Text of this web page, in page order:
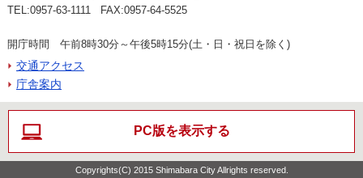
TEL:0957-63-1111 FAX:0957-64-5525
開庁時間 午前8時30分～午後5時15分(土・日・祝日を除く)
交通アクセス
庁舎案内
PC版を表示する
Copyrights(C) 2015 Shimabara City Allrights reserved.